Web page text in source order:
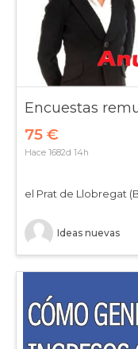
75 €
Ideas nuevas
el Prat de Llobregat
Hace 1682d 14h